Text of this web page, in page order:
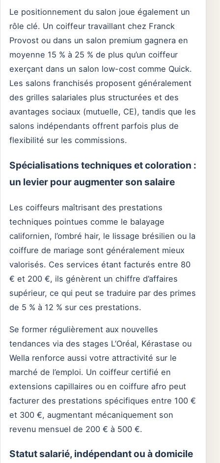
Le positionnement du salon joue également un
rôle clé. Un coiffeur travaillant chez Franck
Provost ou dans un salon premium gagnera en
moyenne 15 % à 25 % de plus qu’un coiffeur
exerçant dans un salon low-cost comme Quick.
Les salons franchisés proposent généralement
des grilles salariales plus structurées et des
avantages sociaux (mutuelle, CE), tandis que les
salons indépendants offrent parfois plus de
flexibilité sur les commissions.
Spécialisations techniques et coloration :
un levier pour augmenter son salaire
Les coiffeurs maîtrisant des prestations
techniques pointues comme le balayage
californien, l’ombré hair, le lissage brésilien ou la
coiffure de mariage sont généralement mieux
valorisés. Ces services étant facturés entre 80
€ et 200 €, ils génèrent un chiffre d’affaires
supérieur, ce qui peut se traduire par des primes
de 5 % à 12 % sur ces prestations.
Se former régulièrement aux nouvelles
tendances via des stages L’Oréal, Kérastase ou
Wella renforce aussi votre attractivité sur le
marché de l’emploi. Un coiffeur certifié en
extensions capillaires ou en coiffure afro peut
facturer des prestations spécifiques entre 100 €
et 300 €, augmentant mécaniquement son
revenu mensuel de 200 € à 500 €.
Statut salarié, indépendant ou à domicile